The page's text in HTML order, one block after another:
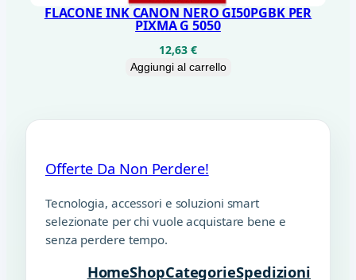
FLACONE INK CANON NERO GI50PGBK PER
PIXMA G 5050
12,63 €
Aggiungi al carrello
Offerte Da Non Perdere!
Tecnologia, accessori e soluzioni smart
selezionate per chi vuole acquistare bene e
senza perdere tempo.
HomeShopCategorieSpedizioni